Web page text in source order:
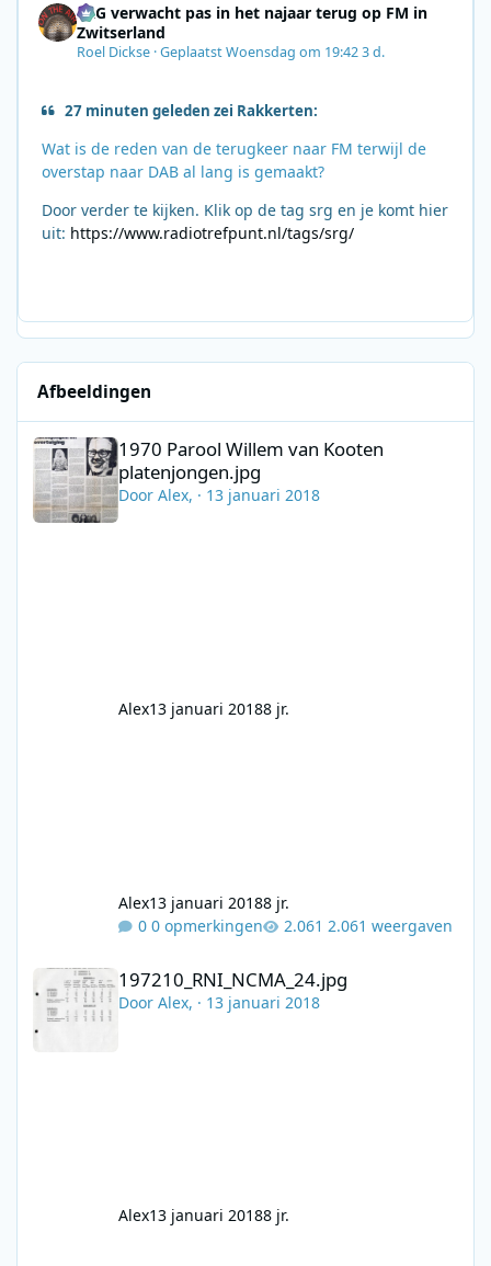
SRG verwacht pas in het najaar terug op FM in
Zwitserland
Roel Dickse ·GeplaatstWoensdag om 19:423 d.
27 minuten geleden zei Rakkerten:
Wat is de reden van de terugkeer naar FM terwijl de
overstap naar DAB al lang is gemaakt?
Door verder te kijken. Klik op de tag srg en je komt hier
uit: https://www.radiotrefpunt.nl/tags/srg/
Afbeeldingen
1970 Parool Willem van Kooten platenjongen.jpg
1970 Parool Willem van Kooten
platenjongen.jpg
Door Alex, · 13 januari 2018
Alex13 januari 20188 jr.
Alex13 januari 20188 jr.
0 opmerkingen
2.061 weergaven
197210_RNI_NCMA_24.jpg
197210_RNI_NCMA_24.jpg
Door Alex, · 13 januari 2018
Alex13 januari 20188 jr.